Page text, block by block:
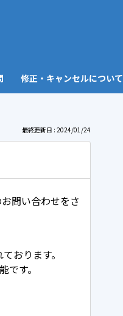
修正・キャンセルについて
最終更新日 : 2024/01/24
問い合わせをさ
おります。
す。